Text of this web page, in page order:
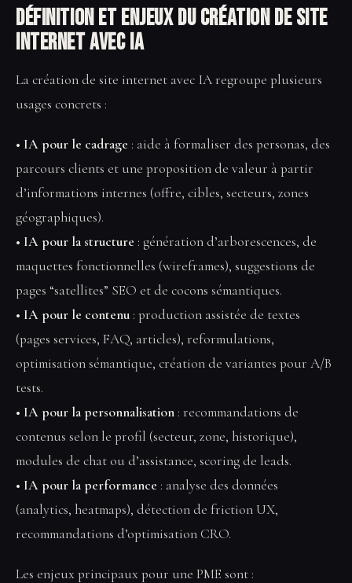
Définition et enjeux du Création de site
internet avec IA
La création de site internet avec IA regroupe plusieurs
usages concrets :
• IA pour le cadrage : aide à formaliser des personas, des
parcours clients et une proposition de valeur à partir
d’informations internes (offre, cibles, secteurs, zones
géographiques).
• IA pour la structure : génération d’arborescences, de
maquettes fonctionnelles (wireframes), suggestions de
pages “satellites” SEO et de cocons sémantiques.
• IA pour le contenu : production assistée de textes
(pages services, FAQ, articles), reformulations,
optimisation sémantique, création de variantes pour A/B
tests.
• IA pour la personnalisation : recommandations de
contenus selon le profil (secteur, zone, historique),
modules de chat ou d’assistance, scoring de leads.
• IA pour la performance : analyse des données
(analytics, heatmaps), détection de friction UX,
recommandations d’optimisation CRO.
Les enjeux principaux pour une PME sont :